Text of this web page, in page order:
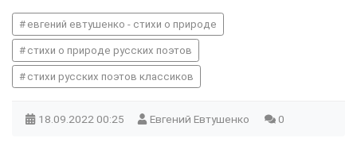
евгений евтушенко - стихи о природе
стихи о природе русских поэтов
стихи русских поэтов классиков
18.09.2022 00:25 Евгений Евтушенко 0